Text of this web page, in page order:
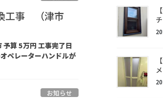
工事 （津市
予算 5万円 工事完了日
ペレーターハンドルが
お知らせ